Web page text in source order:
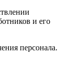
и его
персонала.